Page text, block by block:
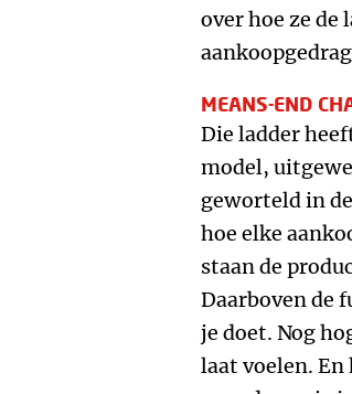
over hoe ze
MEANS-END
Die ladder
model,
geworteld in
hoe elke
staan de
Daarboven de
je doet. Nog
laat voelen.